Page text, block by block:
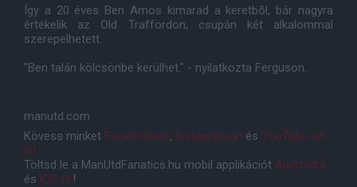
Így a 20 éves Ben Amos kimarad a keretbõl, bár nagyra
értékelik az Old Traffordon, csupán két alkalommal
szerepelhetett.
"Ben talán kölcsönbe kerülhet." - nyilatkozta Ferguson.
manutd.com
Kövess minket Facebookon, Instagramon és YouTube-on
is!
Töltsd le a ManUtdFanatics.hu mobil applikációt Androidra
és iOS-re!